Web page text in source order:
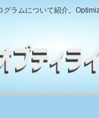
グラムについて紹介。